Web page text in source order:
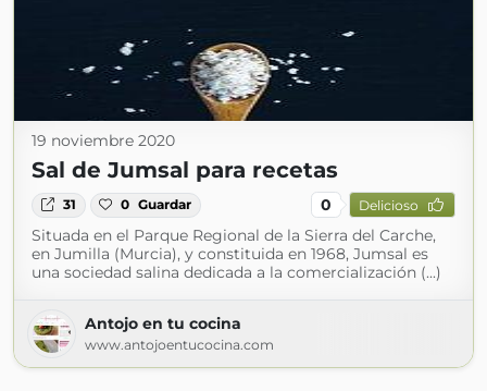
19 noviembre 2020
Sal de Jumsal para recetas
31 0 Guardar 0 Delicioso
Situada en el Parque Regional de la Sierra del Carche,
en Jumilla (Murcia), y constituida en 1968, Jumsal es
una sociedad salina dedicada a la comercialización (...)
Antojo en tu cocina
www.antojoentucocina.com